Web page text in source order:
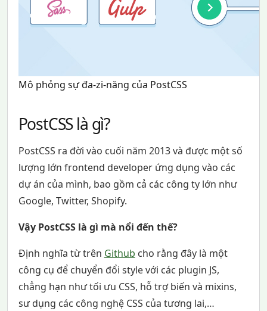
Mô phỏng sự đa-zi-năng của PostCSS
PostCSS là gì?
PostCSS ra đời vào cuối năm 2013 và được một số
lượng lớn frontend developer ứng dụng vào các
dự án của mình, bao gồm cả các công ty lớn như
Google, Twitter, Shopify.
Vậy PostCSS là gì mà nổi đến thế?
Định nghĩa từ trên Github cho rằng đây là một
công cụ để chuyển đổi style với các plugin JS,
chẳng hạn như tối ưu CSS, hỗ trợ biến và mixins,
sư dụng các công nghệ CSS của tương lai,…